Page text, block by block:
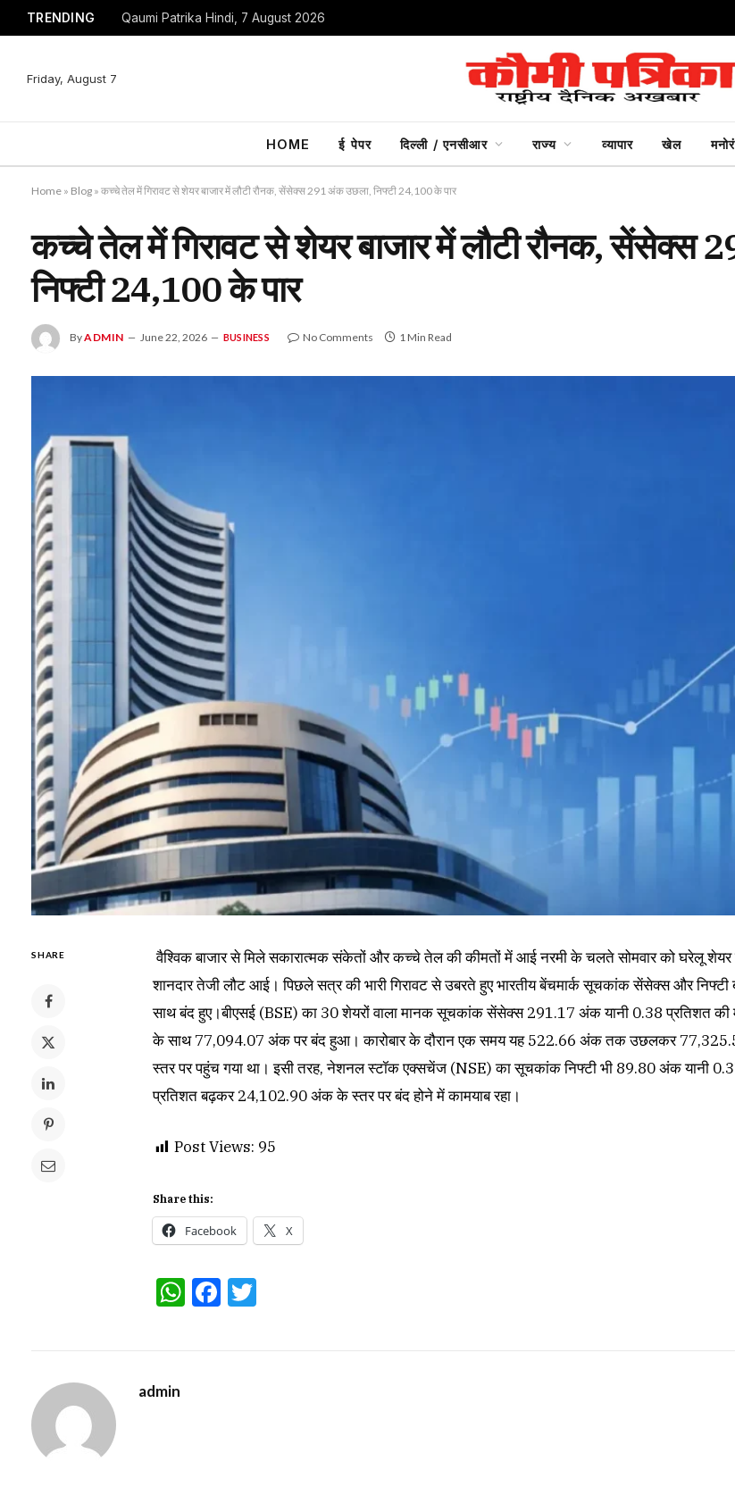
TRENDING Qaumi Patrika Hindi, 7 August 2026
Friday, August 7
HOME ई पेपर दिल्ली / एनसीआर राज्य व्यापार खेल
Home » Blog » कच्चे तेल में गिरावट से शेयर बाजार में लौटी रौनक, सेंसेक्स 291 अंक उछला, निफ्टी 24,100 के पार
कच्चे तेल में गिरावट से शेयर बाजार में लौटी रौनक, सेंसेक्स
निफ्टी 24,100 के पार
ByADMIN June 22, 2026 BUSINESS No Comments 1 Min Read
SHARE
वैश्विक बाजार से मिले सकारात्मक संकेतों और कच्चे तेल की कीमतों में आई नरमी के चलते सोमवार को घरेलू शेयर
शानदार तेजी लौट आई। पिछले सत्र की भारी गिरावट से उबरते हुए भारतीय बेंचमार्क सूचकांक सेंसेक्स और
साथ बंद हुए।बीएसई (BSE) का 30 शेयरों वाला मानक सूचकांक सेंसेक्स 291.17 अंक यानी 0.38 प्रतिशत की
के साथ 77,094.07 अंक पर बंद हुआ। कारोबार के दौरान एक समय यह 522.66 अंक तक उछलकर
स्तर पर पहुंच गया था। इसी तरह, नेशनल स्टॉक एक्सचेंज (NSE) का सूचकांक निफ्टी भी 89.80 अंक यानी
प्रतिशत बढ़कर 24,102.90 अंक के स्तर पर बंद होने में कामयाब रहा।
Post Views: 95
Share this:
Facebook X
WhatsApp
Facebook
admin